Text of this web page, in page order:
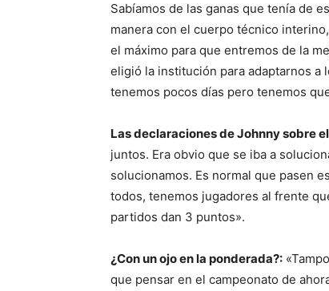
Sabíamos de las ganas que tenía de
manera con el cuerpo técnico
el máximo para que entremos de la
eligió la institución para adaptarnos a
tenemos pocos días pero tenemos
Las declaraciones de Johnny sobre
juntos. Era obvio que se iba a
solucionamos. Es normal que pasen
todos, tenemos jugadores al frente
partidos dan 3 puntos».
¿Con un ojo en la ponderada?:
que pensar en el campeonato de